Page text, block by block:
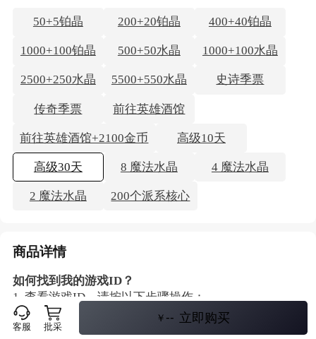
50+5铂晶 200+20铂晶 400+40铂晶
1000+100铂晶 500+50水晶 1000+100水晶
2500+250水晶 5500+550水晶 史诗季票
传奇季票 前往英雄酒馆
前往英雄酒馆+2100金币 高级10天
高级30天 8 魔法水晶 4 魔法水晶
2 魔法水晶 200个派系核心
商品详情
如何找到我的游戏ID？
1. 查看游戏ID，请按以下步骤操作：
2. 前往游戏菜单（见图1）
3. 点击/轻按”好友“选项卡（见图2）
客服 批采
￥ -- 立即购买